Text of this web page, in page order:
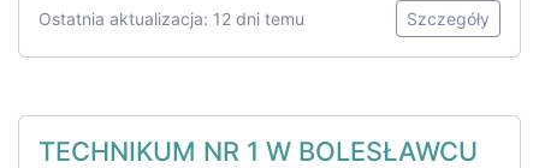
Ostatnia aktualizacja: 12 dni temu Szczegóły
TECHNIKUM NR 1 W BOLESŁAWCU